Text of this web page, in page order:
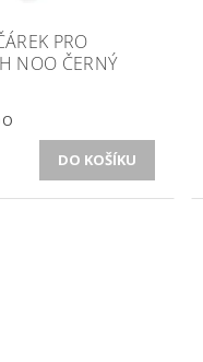
PRO
NOO ČERNÝ